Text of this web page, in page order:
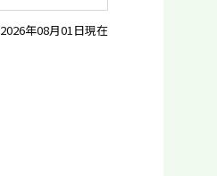
2026年08月01日現在